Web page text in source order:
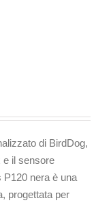
di BirdDog,
e il sensore
P120 nera è una
progettata per